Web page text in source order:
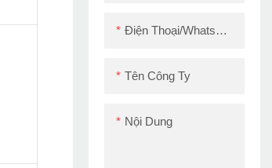
Điện Thoại/WhatsApp/Skype
Tên Công Ty
Nội Dung